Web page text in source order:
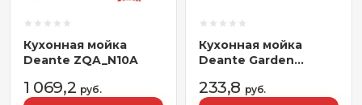
Кухонная мойка
Deante ZQA_N10A
1 069,2 руб.
Кухонная мойка
Deante Garden
233,8 руб.